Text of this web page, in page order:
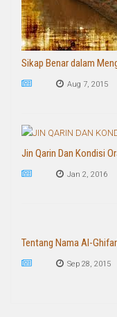
Sikap Benar dalam
Aug 7, 2015
Jin Qarin Dan Kondisi
Jan 2, 2016
Tentang Nama Al-
Sep 28, 2015